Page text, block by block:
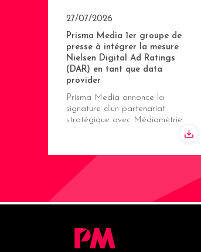
27/07/2026
Prisma Media 1er groupe de
presse à intégrer la mesure
Nielsen Digital Ad Ratings
(DAR) en tant que data
provider
Prisma Media annonce la
signature d’un partenariat
stratégique avec Médiamétrie.